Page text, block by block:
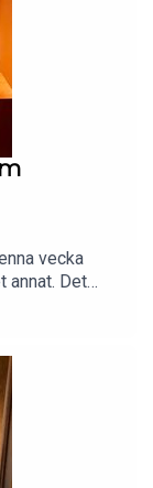
vecka
annat. Det
för dig som
på
Ny
i bl.a.
nu på